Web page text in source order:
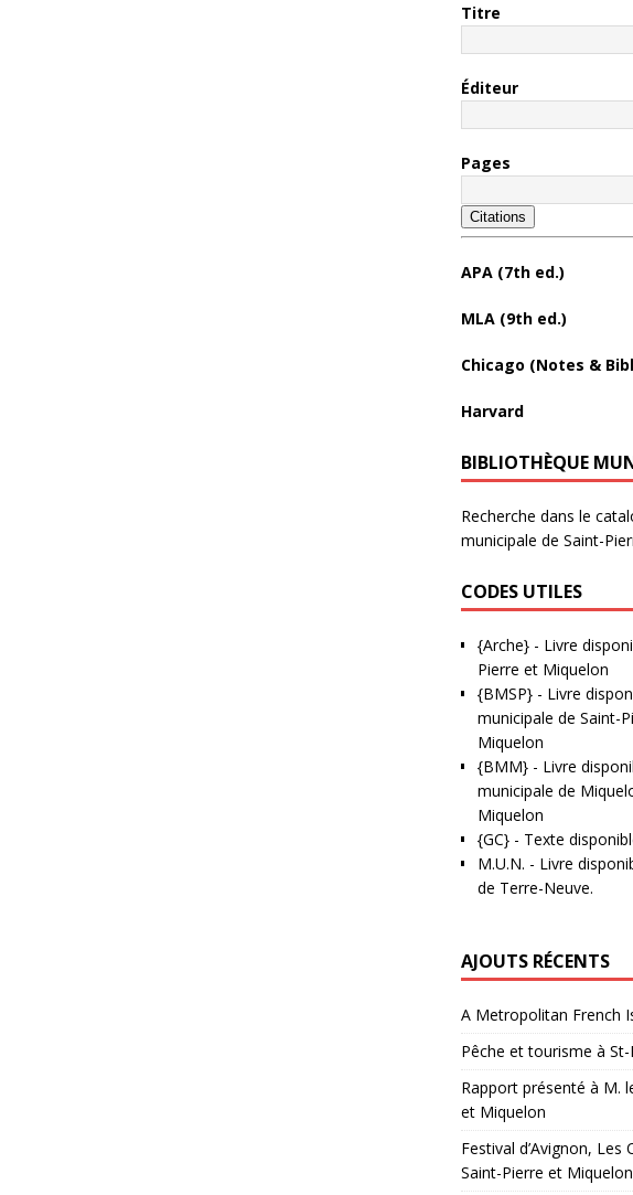
Titre
Éditeur
Pages
Citations
APA (7th ed.)
MLA (9th ed.)
Chicago (Notes &
Harvard
BIBLIOTHÈQUE
Recherche dans le
municipale de Saint-
CODES UTILES
{Arche}- Livre
Pierre et Miquelon
{BMSP}- Livre
municipale de Saint-
Miquelon
{BMM}- Livre
municipale de
Miquelon
{GC}- Texte
M.U.N. - Livre
de Terre-Neuve.
AJOUTS RÉCENTS
A Metropolitan French
Pêche et tourisme à
Rapport présenté à M.
et Miquelon
Festival d’Avignon,
Saint-Pierre et